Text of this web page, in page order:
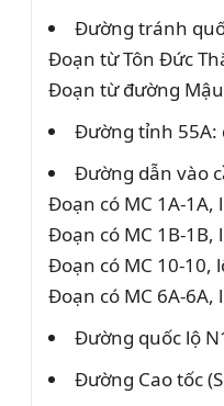
Đường tránh
Đoạn từ Tôn Đức
Đoạn từ đường
Đường tỉnh 55A:
Đường dẫn vào
Đoạn có MC 1A-1A,
Đoạn có MC 1B-1B,
Đoạn có MC 10-10,
Đoạn có MC 6A-6A,
Đường quốc lộ
Đường Cao tốc